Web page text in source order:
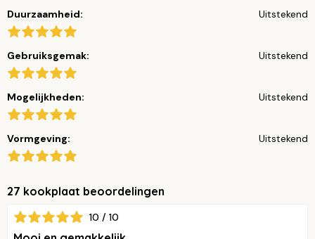
Duurzaamheid: Uitstekend
Gebruiksgemak: Uitstekend
Mogelijkheden: Uitstekend
Vormgeving: Uitstekend
27 kookplaat beoordelingen
10 / 10